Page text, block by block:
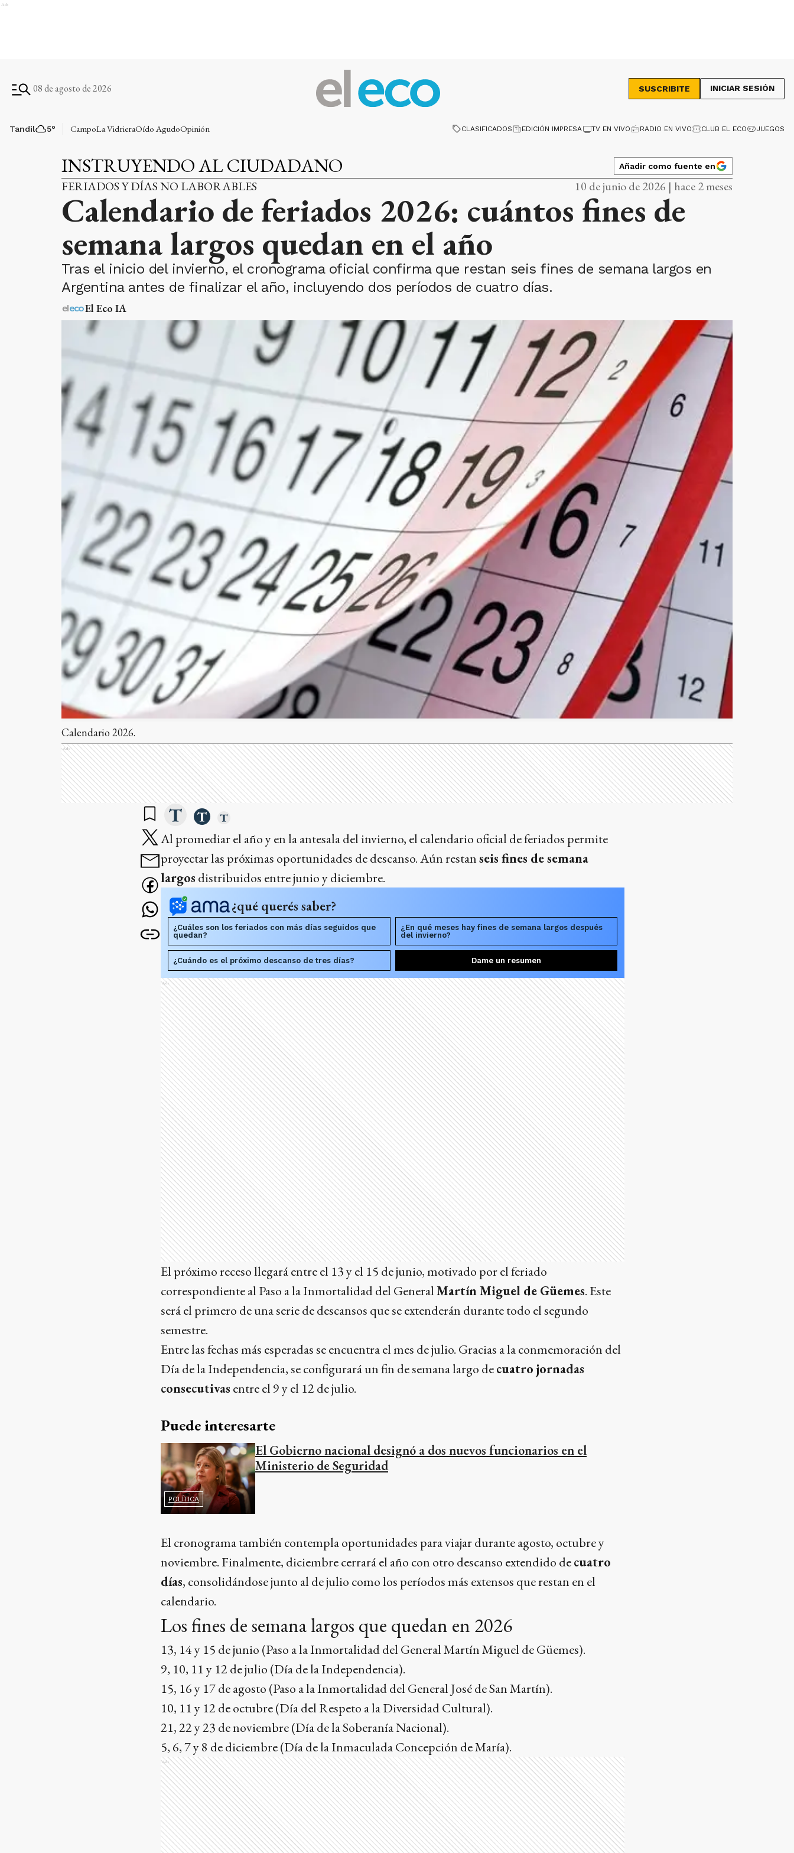
Ads
08 de agosto de 2026 SUSCRIBITE INICIAR SESIÓN
Tandil 5° CampoLa VidrieraOído AgudoOpinión CLASIFICADOS EDICIÓN IMPRESA TV EN VIVO RADIO EN VIVO CLUB EL ECO JUEGOS
INSTRUYENDO AL CIUDADANO Añadir como fuente en
FERIADOS Y DÍAS NO LABORABLES 10 de junio de 2026 | hace 2 meses
Calendario de feriados 2026: cuántos fines de
semana largos quedan en el año
Tras el inicio del invierno, el cronograma oficial confirma que restan seis fines de semana largos en
Argentina antes de finalizar el año, incluyendo dos períodos de cuatro días.
El Eco IA
Calendario 2026.
Ads
Al promediar el año y en la antesala del invierno, el calendario oficial de feriados permite
proyectar las próximas oportunidades de descanso. Aún restanseis fines de semana
largos distribuidos entre junio y diciembre.
¿qué querés saber?
¿Cuáles son los feriados con más días seguidos que
quedan?
¿En qué meses hay fines de semana largos después
del invierno?
¿Cuándo es el próximo descanso de tres días? Dame un resumen
Ads
El próximo receso llegará entre el 13 y el 15 de junio, motivado por el feriado
correspondiente al Paso a la Inmortalidad del GeneralMartín Miguel de Güemes. Este
será el primero de una serie de descansos que se extenderán durante todo el segundo
semestre.
Entre las fechas más esperadas se encuentra el mes de julio. Gracias a la conmemoración del
Día de la Independencia, se configurará un fin de semana largo decuatro jornadas
consecutivas entre el 9 y el 12 de julio.
Puede interesarte
POLÍTICA
El Gobierno nacional designó a dos nuevos funcionarios en el
Ministerio de Seguridad
El cronograma también contempla oportunidades para viajar durante agosto, octubre y
noviembre. Finalmente, diciembre cerrará el año con otro descanso extendido decuatro
días, consolidándose junto al de julio como los períodos más extensos que restan en el
calendario.
Los fines de semana largos que quedan en 2026
13, 14 y 15 de junio (Paso a la Inmortalidad del General Martín Miguel de Güemes).
9, 10, 11 y 12 de julio (Día de la Independencia).
15, 16 y 17 de agosto (Paso a la Inmortalidad del General José de San Martín).
10, 11 y 12 de octubre (Día del Respeto a la Diversidad Cultural).
21, 22 y 23 de noviembre (Día de la Soberanía Nacional).
5, 6, 7 y 8 de diciembre (Día de la Inmaculada Concepción de María).
Ads